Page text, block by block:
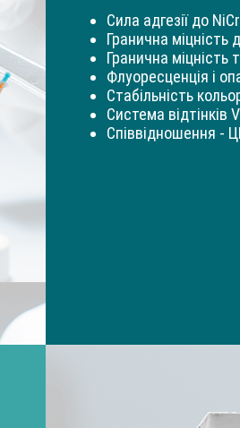
Сила адгезії до
Гранична
Гранична
Флуоресценція і
Стабільність
Система відтінків
Співвідношення -